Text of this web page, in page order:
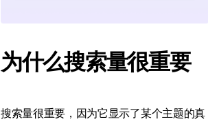
为什么搜索量很重要
搜索量很重要，因为它显示了某个主题的真